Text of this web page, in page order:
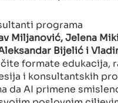
programa
Miljanović, Jelena
Bijelić i
formate edukacija,
i konsultantskih
da AI primene